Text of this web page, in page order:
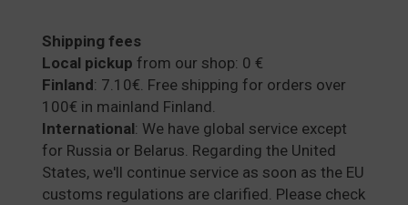
Shipping fees
Local pickup from our shop: 0 €
Finland: 7.10€. Free shipping for orders over
100€ in mainland Finland.
International: We have global service except
for Russia or Belarus. Regarding the United
States, we'll continue service as soon as the EU
customs regulations are clarified. Please check